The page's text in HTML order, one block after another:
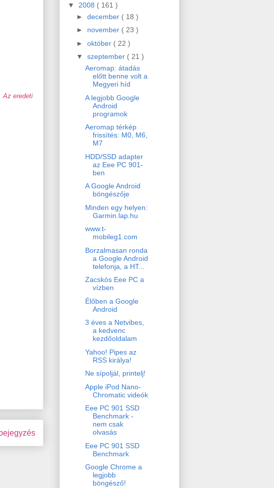
Az eredeti
▼ 2008 ( 161 )
► december ( 18 )
► november ( 23 )
► október ( 22 )
▼ szeptember ( 21 )
Aeromap: átadás
előtt benne volt a
Megyeri híd
A legjobb Google
Android
programok
Aeromap térkép
frissítés: M0, M6,
M7
HDD/SSD adapter
az Eee PC 901-
ben
A Google Android
böngészője
Minden egy helyen:
Garmin.lap.hu
www.t-
mobileg1.com
Borzalmasan ronda
a Google Android
telefonja, a HT...
Zacskós Eee PC a
vízben
Élőben a Google
Android
3 éves a Netvibes,
a kedvenc
kezdőoldalam
Yahoo! Pipes az
RSS királya!
Ne sípoljál, printelj!
Apple iPod Nano-
Chromatic videók
Eee PC 901 SSD
Benchmark -
nem csak
olvasás
Eee PC 901 SSD
Benchmark
Google Chrome a
legjobb
böngésző!